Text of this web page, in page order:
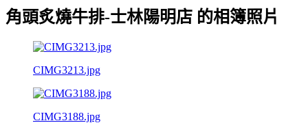
角頭炙燒牛排-士林陽明店 的相簿照片
CIMG3213.jpg
CIMG3188.jpg